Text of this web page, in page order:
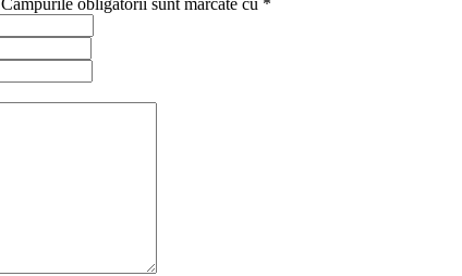
Câmpurile obligatorii sunt marcate cu *